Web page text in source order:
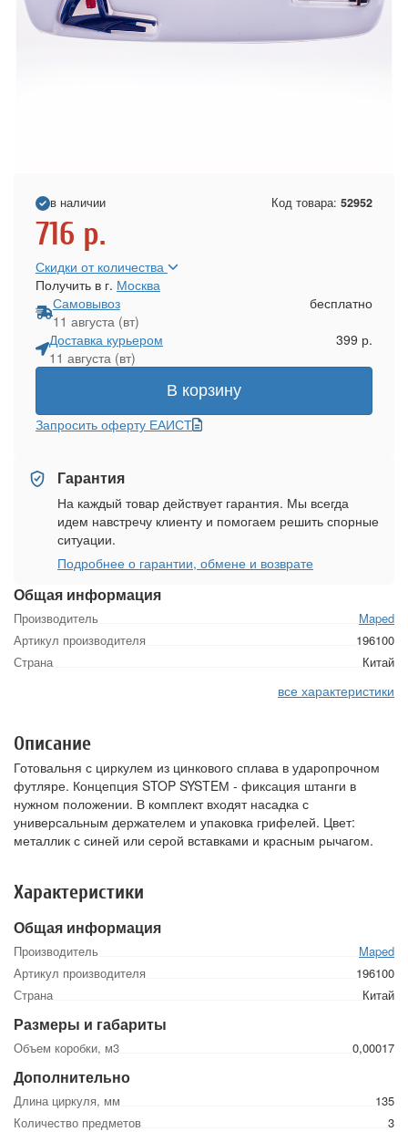
Общая информация
Производитель
Maped
Артикул производителя
196100
Страна
Китай
все характеристики
в наличии Код товара: 52952
716 р.
Скидки от количества
Получить в г. Москва
Самовывоз
11 августа (вт)
бесплатно
Доставка курьером
11 августа (вт)
399 р.
В корзину
Запросить оферту ЕАИСТ
Гарантия
На каждый товар действует гарантия. Мы всегда
идем навстречу клиенту и помогаем решить спорные
ситуации.
Подробнее о гарантии, обмене и возврате
Описание
Готовальня с циркулем из цинкового сплава в ударопрочном
футляре. Концепция STOP SYSTEМ - фиксация штанги в
нужном положении. В комплект входят насадка с
универсальным держателем и упаковка грифелей. Цвет:
металлик с синей или серой вставками и красным рычагом.
Характеристики
Общая информация
Производитель
Maped
Артикул производителя
196100
Страна
Китай
Размеры и габариты
Объем коробки, м3 0,00017
Дополнительно
Длина циркуля, мм
135
Количество предметов
3